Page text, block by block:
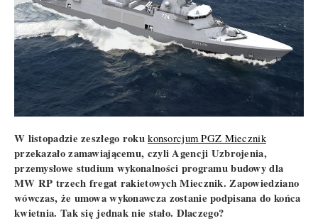
W listopadzie zeszłego rokukonsorcjum PGZ Miecznik
przekazało zamawiającemu, czyli Agencji Uzbrojenia,
przemysłowe studium wykonalności programu budowy dla
MW RP trzech fregat rakietowych Miecznik. Zapowiedziano
wówczas, że umowa wykonawcza zostanie podpisana do końca
kwietnia. Tak się jednak nie stało. Dlaczego?